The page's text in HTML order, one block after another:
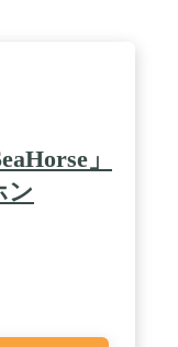
時間再生：最
電しながら
リー切れを心
いただけま
る可能性が
ブル1本、
ポーチ、製品
めに、使用
ださい。)
」
ン